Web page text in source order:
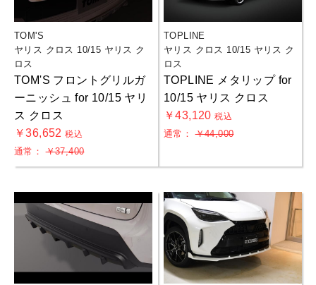
TOM'S
ヤリス クロス 10/15 ヤリス ク
ロス
TOM'S フロントグリルガ
ーニッシュ for 10/15 ヤリ
ス クロス
￥36,652税込
通常：￥37,400
TOPLINE
ヤリス クロス 10/15 ヤリス ク
ロス
TOPLINE メタリップ for
10/15 ヤリス クロス
￥43,120税込
通常：￥44,000